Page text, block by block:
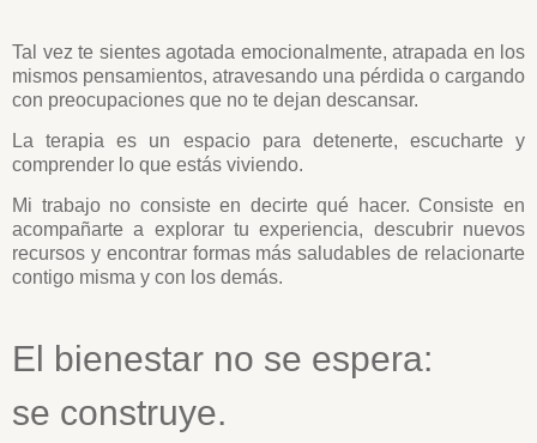
Tal vez te sientes agotada emocionalmente, atrapada en los
mismos pensamientos, atravesando una pérdida o cargando
con preocupaciones que no te dejan descansar.
La terapia es un espacio para detenerte, escucharte y
comprender lo que estás viviendo.
Mi trabajo no consiste en decirte qué hacer. Consiste en
acompañarte a explorar tu experiencia, descubrir nuevos
recursos y encontrar formas más saludables de relacionarte
contigo misma y con los demás.
El bienestar no se espera:
se construye.